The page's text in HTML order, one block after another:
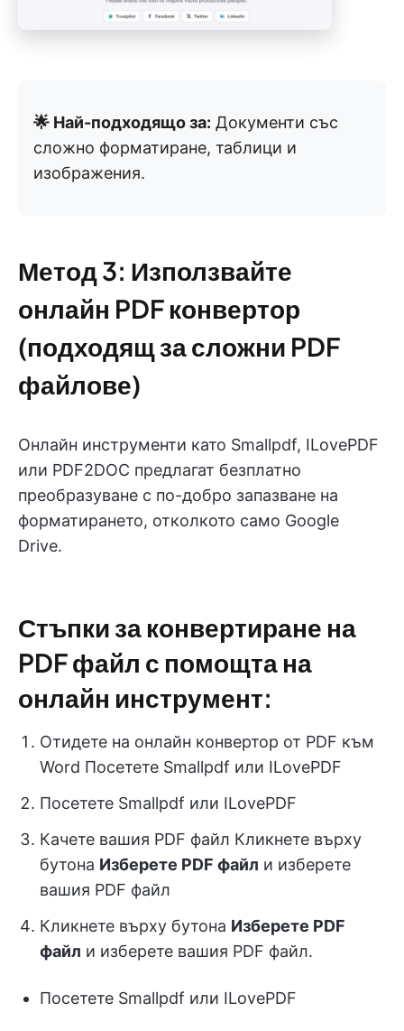
🌟 Най-подходящо за: Документи със
сложно форматиране, таблици и
изображения.
Метод 3: Използвайте
онлайн PDF конвертор
(подходящ за сложни PDF
файлове)
Онлайн инструменти като Smallpdf, ILovePDF
или PDF2DOC предлагат безплатно
преобразуване с по-добро запазване на
форматирането, отколкото само Google
Drive.
Стъпки за конвертиране на
PDF файл с помощта на
онлайн инструмент:
Отидете на онлайн конвертор от PDF към
Word Посетете Smallpdf или ILovePDF
Посетете Smallpdf или ILovePDF
Качете вашия PDF файл Кликнете върху
бутона Изберете PDF файл и изберете
вашия PDF файл
Кликнете върху бутона Изберете PDF
файл и изберете вашия PDF файл.
Посетете Smallpdf или ILovePDF